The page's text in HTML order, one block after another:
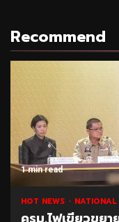
Recommend
1 min read
HOT NEWS NATIONAL